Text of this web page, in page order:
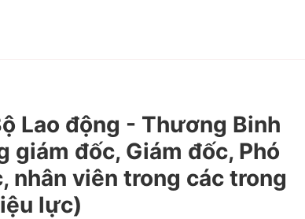
Lao động - Thương Binh
đốc, Giám đốc, Phó
nhân viên trong các trong
lực)